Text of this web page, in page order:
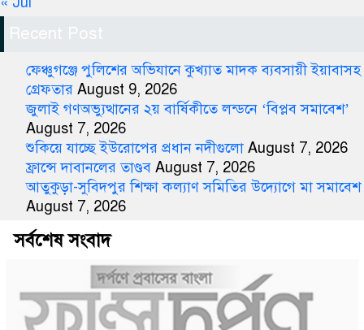
Recent Post
ফেঞ্চুগঞ্জে পুলিশের অভিযানে কুখ্যাত মাদক ব্যবসায়ী ইয়াবাসহ
গ্রেফতার August 9, 2026
জুলাই গণঅভ্যুত্থানের ২য় বার্ষিকীতে লন্ডনে ‘বিপ্লব সমাবেশ’
August 7, 2026
শুকিয়ে যাচ্ছে ইউরোপের প্রধান নদীগুলো August 7, 2026
ফ্রান্সে দাবানলের তাণ্ডব August 7, 2026
আতুকুড়া-সুবিদপুর শিক্ষা কল্যাণ সমিতির উদ্যোগে মা সমাবেশ
August 7, 2026
সর্বশেষ সংবাদ